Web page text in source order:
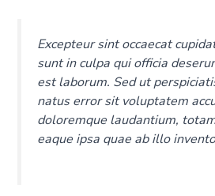
Excepteur sint occaecat
sunt in culpa qui officia
est laborum. Sed ut
natus error sit voluptatem
doloremque laudantium,
eaque ipsa quae ab illo